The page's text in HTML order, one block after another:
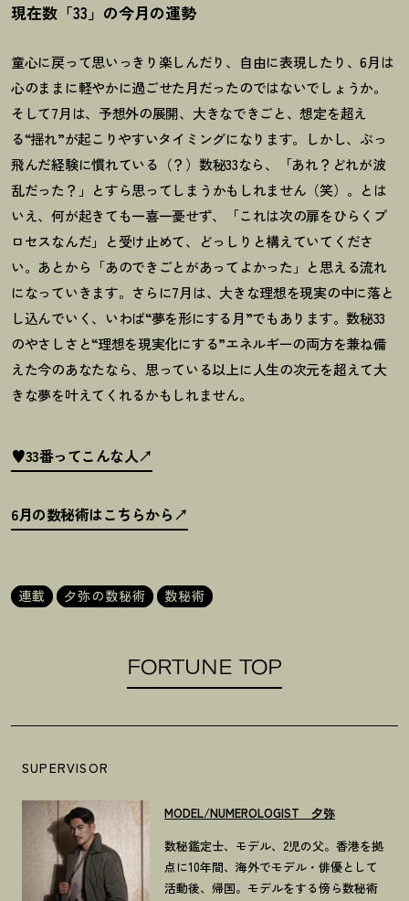
現在数「33」の今月の運勢
童心に戻って思いっきり楽しんだり、自由に表現したり、6月は
心のままに軽やかに過ごせた月だったのではないでしょうか。
そして7月は、予想外の展開、大きなできごと、想定を超え
る“揺れ”が起こりやすいタイミングになります。しかし、ぶっ
飛んだ経験に慣れている（？ ）数秘33なら、「あれ？ どれが波
乱だった ？ 」とすら思ってしまうかもしれません（笑）。とは
いえ、何が起きても一喜一憂せず、「これは次の扉をひらくプ
ロセスなんだ」と受け止めて、どっしりと構えていてくださ
い。あとから「あのできごとがあってよかった」と思える流れ
になっていきます。さらに7月は、大きな理想を現実の中に落と
し込んでいく、いわば“夢を形にする月”でもあります。数秘33
のやさしさと“理想を現実化にする”エネルギーの両方を兼ね備
えた今のあなたなら、思っている以上に人生の次元を超えて大
きな夢を叶えてくれるかもしれません。
♥33番ってこんな人
6月の数秘術はこちらから
連載 夕弥の数秘術 数秘術
FORTUNE TOP
SUPERVISOR
MODEL/NUMEROLOGIST 夕弥
数秘鑑定士、モデル、2児の父。香港を拠
点に10年間、海外でモデル・俳優として
活動後、帰国。モデルをする傍ら数秘術